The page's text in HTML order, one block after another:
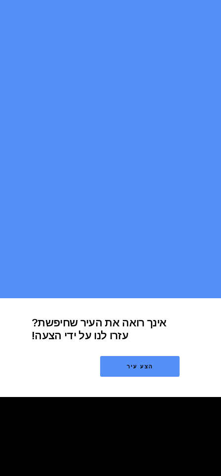
אינך רואה את העיר שחיפשת?
עזרו לנו על ידי הצעה!
הצע עיר